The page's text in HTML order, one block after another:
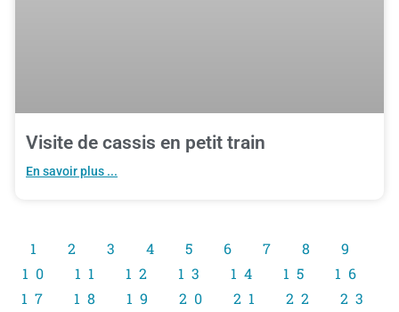
Visite de cassis en petit train
En savoir plus ...
1 2 3 4 5 6 7 8
9
10
11 12 13 14 15
16
17
18 19 20 21 22 23